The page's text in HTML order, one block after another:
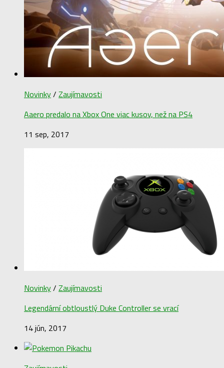
Novinky/ Zaujímavosti
Aaero predalo na Xbox One viac kusov, než na PS4
11 sep, 2017
Novinky/ Zaujímavosti
Legendární obtloustlý Duke Controller se vrací
14 jún, 2017